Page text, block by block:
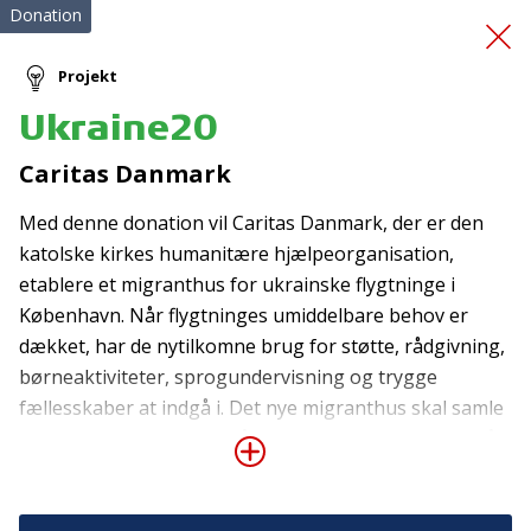
Redningsveste
Donation
Projekt
Ukraine20
Caritas Danmark
Med denne donation vil Caritas Danmark, der er den
katolske kirkes humanitære hjælpeorganisation,
etablere et migranthus for ukrainske flygtninge i
København. Når flygtninges umiddelbare behov er
dækket, har de nytilkomne brug for støtte, rådgivning,
børneaktiviteter, sprogundervisning og trygge
fællesskaber at indgå i. Det nye migranthus skal samle
alle tilbud under ét tag, så alle ukrainske flygtninge får
samme hjælp og muligheder. Der vil være personale til
Tilmeld nyhedsbrev
De seneste nyheder om TrygFondens og TryghedsGruppens
aktiviteter direkte i din indbakke.